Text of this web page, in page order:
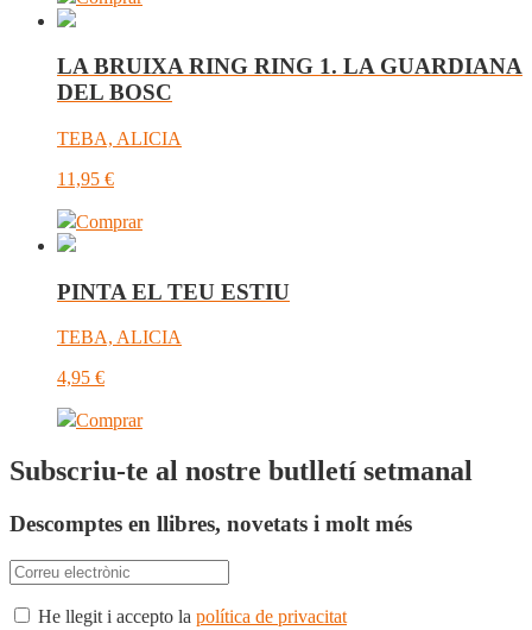
LA BRUIXA RING RING 1. LA GUARDIANA
DEL BOSC
TEBA, ALICIA
11,95 €
Comprar
PINTA EL TEU ESTIU
TEBA, ALICIA
4,95 €
Comprar
Subscriu-te al nostre butlletí setmanal
Descomptes en llibres, novetats i molt més
He llegit i accepto la política de privacitat